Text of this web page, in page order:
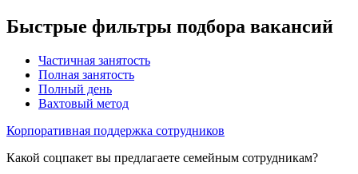
Быстрые фильтры подбора вакансий
Частичная занятость
Полная занятость
Полный день
Вахтовый метод
Корпоративная поддержка сотрудников
Какой соцпакет вы предлагаете семейным сотрудникам?